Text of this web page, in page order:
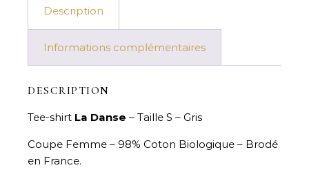
Description
Informations complémentaires
DESCRIPTION
Tee-shirt La Danse – Taille S – Gris
Coupe Femme – 98% Coton Biologique – Brodé
en France.